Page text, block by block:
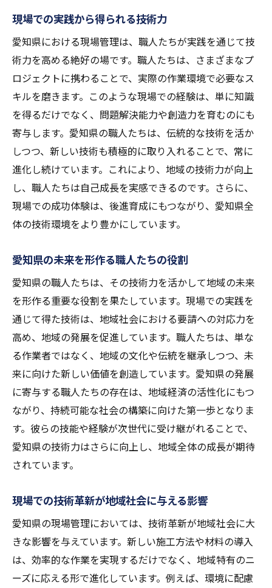
現場での実践から得られる技術力
愛知県における現場管理は、職人たちが実践を通じて技
術力を高める絶好の場です。職人たちは、さまざまなプ
ロジェクトに携わることで、実際の作業環境で必要なス
キルを磨きます。このような現場での経験は、単に知識
を得るだけでなく、問題解決能力や創造力を育むのにも
寄与します。愛知県の職人たちは、伝統的な技術を活か
しつつ、新しい技術も積極的に取り入れることで、常に
進化し続けています。これにより、地域の技術力が向上
し、職人たちは自己成長を実感できるのです。さらに、
現場での成功体験は、後進育成にもつながり、愛知県全
体の技術環境をより豊かにしています。
愛知県の未来を形作る職人たちの役割
愛知県の職人たちは、その技術力を活かして地域の未来
を形作る重要な役割を果たしています。現場での実践を
通じて得た技術は、地域社会における要請への対応力を
高め、地域の発展を促進しています。職人たちは、単な
る作業者ではなく、地域の文化や伝統を継承しつつ、未
来に向けた新しい価値を創造しています。愛知県の発展
に寄与する職人たちの存在は、地域経済の活性化にもつ
ながり、持続可能な社会の構築に向けた第一歩となりま
す。彼らの技能や経験が次世代に受け継がれることで、
愛知県の技術力はさらに向上し、地域全体の成長が期待
されています。
現場での技術革新が地域社会に与える影響
愛知県の現場管理においては、技術革新が地域社会に大
きな影響を与えています。新しい施工方法や材料の導入
は、効率的な作業を実現するだけでなく、地域特有のニ
ーズに応える形で進化しています。例えば、環境に配慮